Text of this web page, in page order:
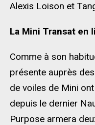
Alexis Loison et
La Mini Transat en
Comme à son
présente auprès
de voiles de Mini
depuis le dernier
Purpose armera